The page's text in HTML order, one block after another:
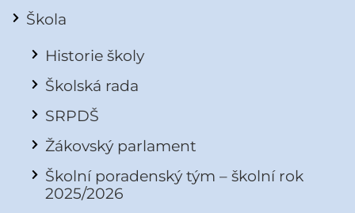
Škola
Historie školy
Školská rada
SRPDŠ
Žákovský parlament
Školní poradenský tým – školní rok
2025/2026